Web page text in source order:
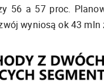
56 a 57 proc.
wyniosą ok 43 mln